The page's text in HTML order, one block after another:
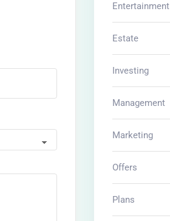
Entertainment
Estate
Investing
Management
Marketing
Offers
Plans